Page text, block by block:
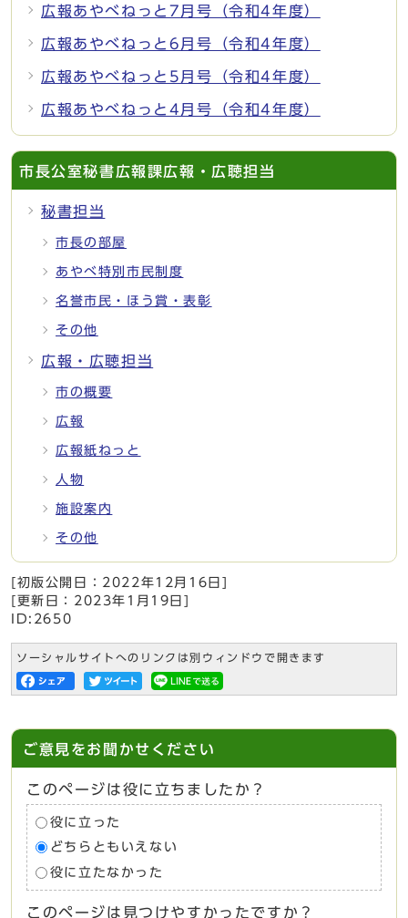
広報あやべねっと7月号（令和4年度）
広報あやべねっと6月号（令和4年度）
広報あやべねっと5月号（令和4年度）
広報あやべねっと4月号（令和4年度）
市長公室秘書広報課広報・広聴担当
秘書担当
市長の部屋
あやべ特別市民制度
名誉市民・ほう賞・表彰
その他
広報・広聴担当
市の概要
広報
広報紙ねっと
人物
施設案内
その他
[初版公開日： 2022年12月16日
[更新日： 2023年1月19日
ID:2650
ソーシャルサイトへのリンクは別ウィンドウで開きます
ご意見をお聞かせください
このページは役に立ちましたか？
役に立った
どちらともいえない
役に立たなかった
このページは見つけやすかったですか？